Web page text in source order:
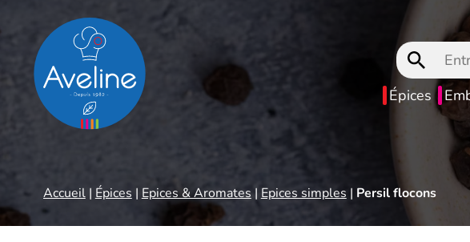
Épices
Accueil| Épices | Epices & Aromates | Epices simples | Persil flocons
Panneau de gestion des cookies